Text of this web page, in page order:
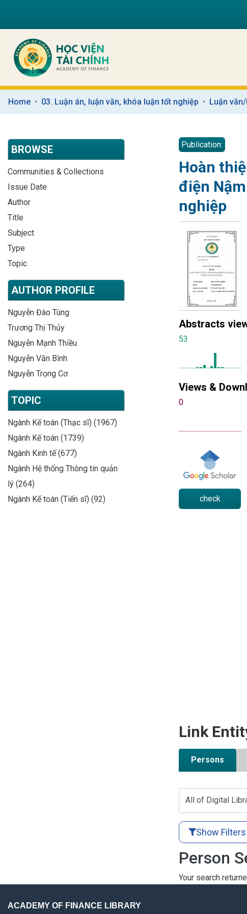
Home 03. Luận án, luận văn, khóa luận tốt nghiệp Luận
BROWSE
Communities & Collections
Issue Date
Author
Title
Subject
Type
Topic
AUTHOR PROFILE
Nguyễn Đào Tùng
Trương Thị Thủy
Nguyễn Mạnh Thiều
Nguyễn Văn Bình
Nguyễn Trọng Cơ
TOPIC
Ngành Kế toán (Thạc sĩ) (1967)
Ngành Kế toán (1739)
Ngành Kinh tế (677)
Ngành Hệ thống Thông tin quản
lý (264)
Ngành Kế toán (Tiến sĩ) (92)
Publication:
Hoàn
điện
nghiệp
Abstracts
53
Views &
0
check
Link
Persons
All of Digital
Show Filters
Person
Your search
ACADEMY OF FINANCE LIBRARY